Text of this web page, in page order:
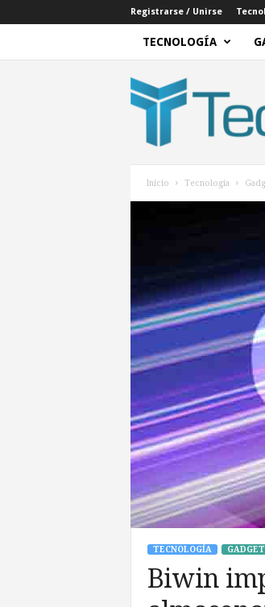
Registrarse / Unirse
TECNOLOGÍA
e
c
Inicio Tecnología
TECNOLOGÍA
Biwin